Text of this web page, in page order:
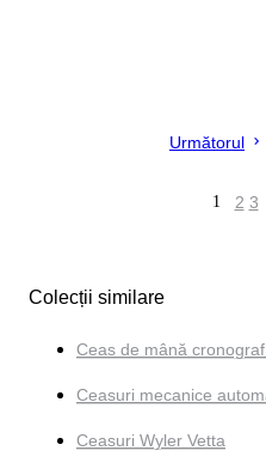
Următorul
1 2 3
Colecții similare
Ceas de mână
Ceasuri mecanice
Ceasuri Wyler Vetta